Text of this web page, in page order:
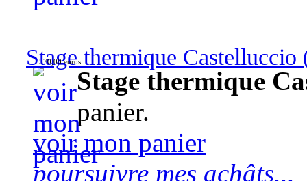
Stage thermique Castelluccio
570,00 euros
Stage thermique
panier.
voir mon panier
poursuivre mes achâts...